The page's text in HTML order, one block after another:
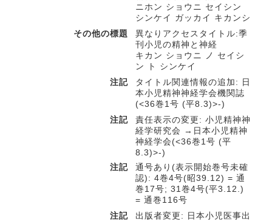
ニホン ショウニ セイシン
シンケイ ガッカイ キカンシ
その他の標題
異なりアクセスタイトル:季
刊小児の精神と神経
キカン ショウニ ノ セイシ
ン ト シンケイ
注記
タイトル関連情報の追加: 日
本小児精神神経学会機関誌
(<36巻1号 (平8.3)>-)
注記
責任表示の変更: 小児精神神
経学研究会 →日本小児精神
神経学会(<36巻1号 (平
8.3)>-)
注記
通号あり(表示開始巻号未確
認): 4巻4号(昭39.12) = 通
巻17号; 31巻4号(平3.12.)
= 通巻116号
注記
出版者変更: 日本小児医事出